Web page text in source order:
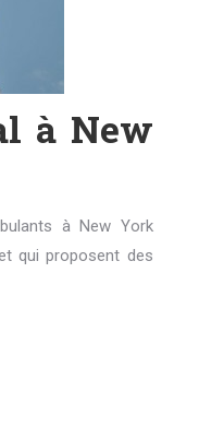
à New
à New York
qui proposent des